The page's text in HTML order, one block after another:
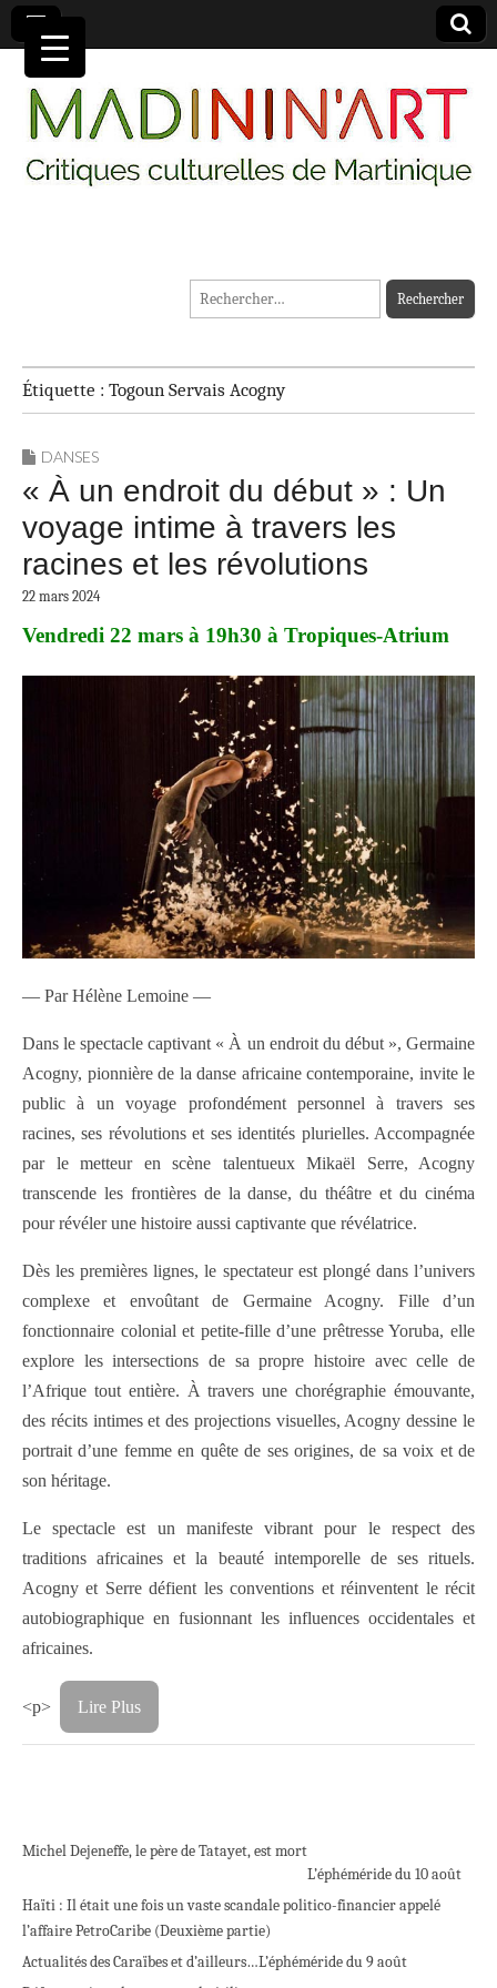
MADININ'ART
Rechercher :
Étiquette : Togoun Servais Acogny
DANSES
« À un endroit du début » : Un
voyage intime à travers les
racines et les révolutions
22 mars 2024
Vendredi 22 mars à 19h30 à Tropiques-Atrium
— Par Hélène Lemoine —
Dans le spectacle captivant « À un endroit du début », Germaine
Acogny, pionnière de la danse africaine contemporaine, invite le
public à un voyage profondément personnel à travers ses
racines, ses révolutions et ses identités plurielles. Accompagnée
par le metteur en scène talentueux Mikaël Serre, Acogny
transcende les frontières de la danse, du théâtre et du cinéma
pour révéler une histoire aussi captivante que révélatrice.
Dès les premières lignes, le spectateur est plongé dans l’univers
complexe et envoûtant de Germaine Acogny. Fille d’un
fonctionnaire colonial et petite-fille d’une prêtresse Yoruba, elle
explore les intersections de sa propre histoire avec celle de
l’Afrique tout entière. À travers une chorégraphie émouvante,
des récits intimes et des projections visuelles, Acogny dessine le
portrait d’une femme en quête de ses origines, de sa voix et de
son héritage.
Le spectacle est un manifeste vibrant pour le respect des
traditions africaines et la beauté intemporelle de ses rituels.
Acogny et Serre défient les conventions et réinventent le récit
autobiographique en fusionnant les influences occidentales et
africaines.
<p> Lire Plus
Michel Dejeneffe, le père de Tatayet, est mort
L’éphéméride du 10 août
Haïti : Il était une fois un vaste scandale politico-financier appelé
l’affaire PetroCaribe (Deuxième partie)
Actualités des Caraïbes et d’ailleurs…L’éphéméride du 9 août